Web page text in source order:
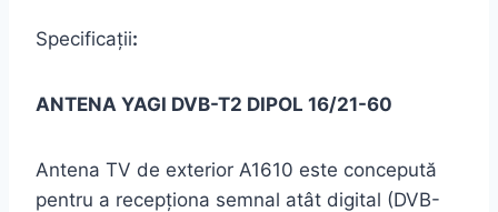
Specificaţii:
ANTENA YAGI DVB-T2 DIPOL 16/21-60
Antena TV de exterior A1610 este concepută
pentru a recepționa semnal atât digital (DVB-